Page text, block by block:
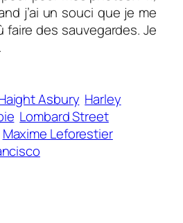
j’ai un souci que je me
faire des sauvegardes. Je
Asbury Harley
Lombard Street
Maxime Leforestier